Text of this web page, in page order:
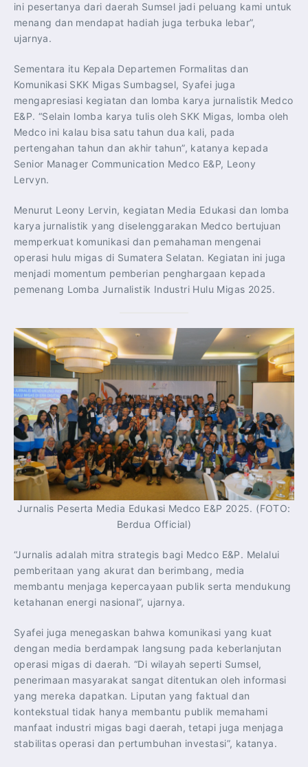
ini pesertanya dari daerah Sumsel jadi peluang kami untuk
menang dan mendapat hadiah juga terbuka lebar”,
ujarnya.
Sementara itu Kepala Departemen Formalitas dan
Komunikasi SKK Migas Sumbagsel, Syafei juga
mengapresiasi kegiatan dan lomba karya jurnalistik Medco
E&P. “Selain lomba karya tulis oleh SKK Migas, lomba oleh
Medco ini kalau bisa satu tahun dua kali, pada
pertengahan tahun dan akhir tahun”, katanya kepada
Senior Manager Communication Medco E&P, Leony
Lervyn.
Menurut Leony Lervin, kegiatan Media Edukasi dan lomba
karya jurnalistik yang diselenggarakan Medco bertujuan
memperkuat komunikasi dan pemahaman mengenai
operasi hulu migas di Sumatera Selatan. Kegiatan ini juga
menjadi momentum pemberian penghargaan kepada
pemenang Lomba Jurnalistik Industri Hulu Migas 2025.
Jurnalis Peserta Media Edukasi Medco E&P 2025. (FOTO:
Berdua Official)
“Jurnalis adalah mitra strategis bagi Medco E&P. Melalui
pemberitaan yang akurat dan berimbang, media
membantu menjaga kepercayaan publik serta mendukung
ketahanan energi nasional”, ujarnya.
Syafei juga menegaskan bahwa komunikasi yang kuat
dengan media berdampak langsung pada keberlanjutan
operasi migas di daerah. “Di wilayah seperti Sumsel,
penerimaan masyarakat sangat ditentukan oleh informasi
yang mereka dapatkan. Liputan yang faktual dan
kontekstual tidak hanya membantu publik memahami
manfaat industri migas bagi daerah, tetapi juga menjaga
stabilitas operasi dan pertumbuhan investasi”, katanya.